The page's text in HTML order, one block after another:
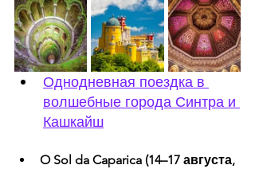
Однодневная поездка в
волшебные города Синтра и
Кашкайш
O Sol da Caparica (14–17 августа,